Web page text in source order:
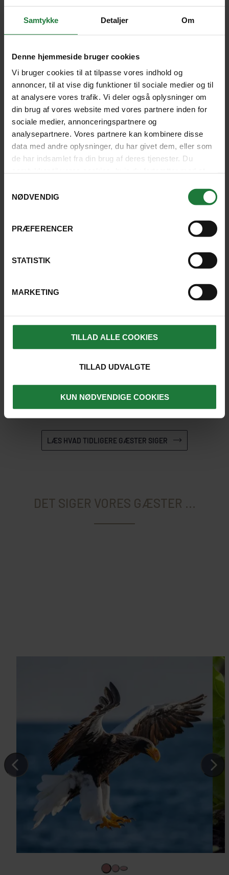
Samtykke Detaljer Om
Denne hjemmeside bruger cookies
Vi bruger cookies til at tilpasse vores indhold og
annoncer, til at vise dig funktioner til sociale medier og til
at analysere vores trafik. Vi deler også oplysninger om
din brug af vores website med vores partnere inden for
sociale medier, annonceringspartnere og
analysepartnere. Vores partnere kan kombinere disse
data med andre oplysninger, du har givet dem, eller som
de har indsamlet fra din brug af deres tjenester. Du
NØDVENDIG
PRÆFERENCER
STATISTIK
MARKETING
TILLAD ALLE COOKIES
TILLAD UDVALGTE
KUN NØDVENDIGE COOKIES
Kyoto, Tokyos kontraster med gamle helligdomme og
moderne byliv og slut af med Hokkaidos smukke
natur på en kør-selv-ferie.
Sounkyo Onsen(1) Akanko Onsen (Akansøen) (3)
Furano(2) Sapporo(1)
19 dage fra42.190 kr. SE REJSE
Det var en stor oplevelse at lære om
Japans historie og kultur på de
INGE, VESTERVIG
4.8
LÆS HVAD TIDLIGERE GÆSTER SIGER
DET SIGER VORES GÆSTER ...